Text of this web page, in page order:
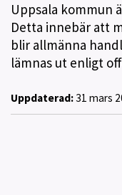
Uppsala kommun
Detta innebär att
blir allmänna
lämnas ut enligt
Uppdaterad: 31 mars